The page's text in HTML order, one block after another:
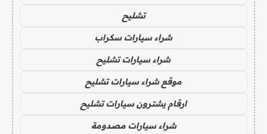
تشليح
شراء سيارات سكراب
شراء سيارات تشليح
موقع شراء سيارات تشليح
ارقام يشترون سيارات تشليح
شراء سيارات مصدومة